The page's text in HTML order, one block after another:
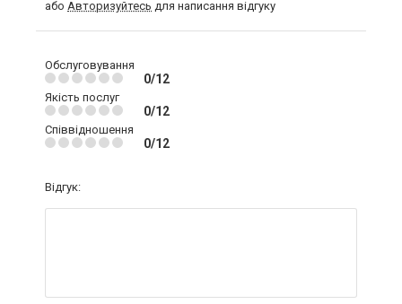
або Авторизуйтесь для написання відгуку
Обслуговування
0/12
Якість послуг
0/12
Співвідношення
0/12
Відгук: